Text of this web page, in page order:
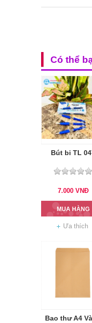
Có thể
Bút bi TL
7.000 VNĐ
MUA HÀNG
Ưa thích
Bao thư A4